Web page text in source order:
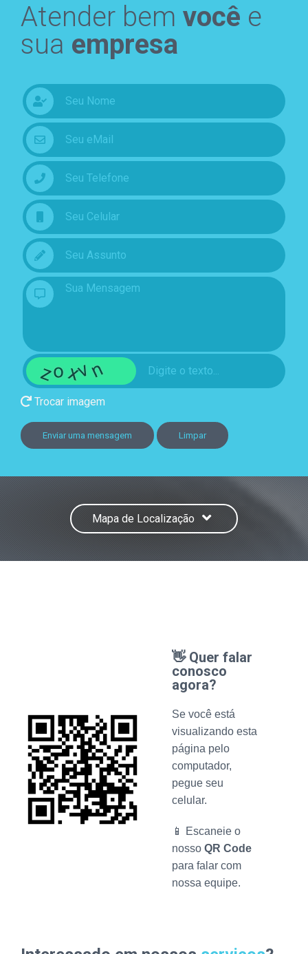
Atender bem você e
sua empresa
Trocar imagem
Enviar uma mensagem Limpar
Mapa de Localização
👋 Quer falar
conosco
agora?
Se você está
visualizando esta
página pelo
computador,
pegue seu
celular.
📱 Escaneie o
nosso QR Code
para falar com
nossa equipe.